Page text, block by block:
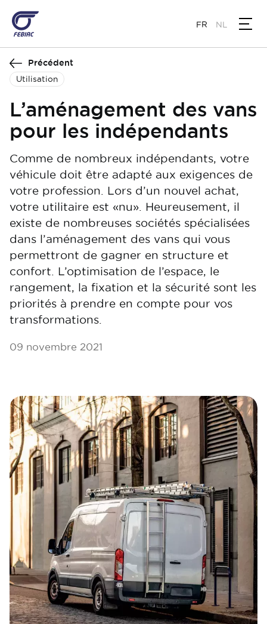
contenu
principal
FR NL
Précédent
Utilisation
L’aménagement des vans
pour les indépendants
Comme de nombreux indépendants, votre
véhicule doit être adapté aux exigences de
votre profession. Lors d’un nouvel achat,
votre utilitaire est «nu». Heureusement, il
existe de nombreuses sociétés spécialisées
dans l’aménagement des vans qui vous
permettront de gagner en structure et
confort. L’optimisation de l’espace, le
rangement, la fixation et la sécurité sont les
priorités à prendre en compte pour vos
transformations.
09 novembre 2021